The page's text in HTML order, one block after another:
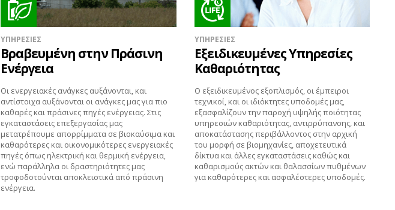
ΥΠΗΡΕΣΙΕΣ
Βραβευμένη στην Πράσινη
Ενέργεια
Οι ενεργειακές ανάγκες αυξάνονται, και
αντίστοιχα αυξάνονται οι ανάγκες μας για πιο
καθαρές και πράσινες πηγές ενέργειας. Στις
εγκαταστάσεις επεξεργασίας μας
μετατρέπουμε απορρίμματα σε βιοκαύσιμα και
καθαρότερες και οικονομικότερες ενεργειακές
πηγές όπως ηλεκτρική και θερμική ενέργεια,
ενώ παράλληλα οι δραστηριότητες μας
τροφοδοτούνται αποκλειστικά από πράσινη
ενέργεια.
ΥΠΗΡΕΣΙΕΣ
Εξειδικευμένες Υπηρεσίες
Καθαριότητας
Ο εξειδικευμένος εξοπλισμός, οι έμπειροι
τεχνικοί, και οι ιδιόκτητες υποδομές μας,
εξασφαλίζουν την παροχή υψηλής ποιότητας
υπηρεσιών καθαριότητας, αντιρρύπανσης, και
αποκατάστασης περιβάλλοντος στην αρχική
του μορφή σε βιομηχανίες, αποχετευτικά
δίκτυα και άλλες εγκαταστάσεις καθώς και
καθαρισμούς ακτών και θαλασσίων πυθμένων
για καθαρότερες και ασφαλέστερες υποδομές.